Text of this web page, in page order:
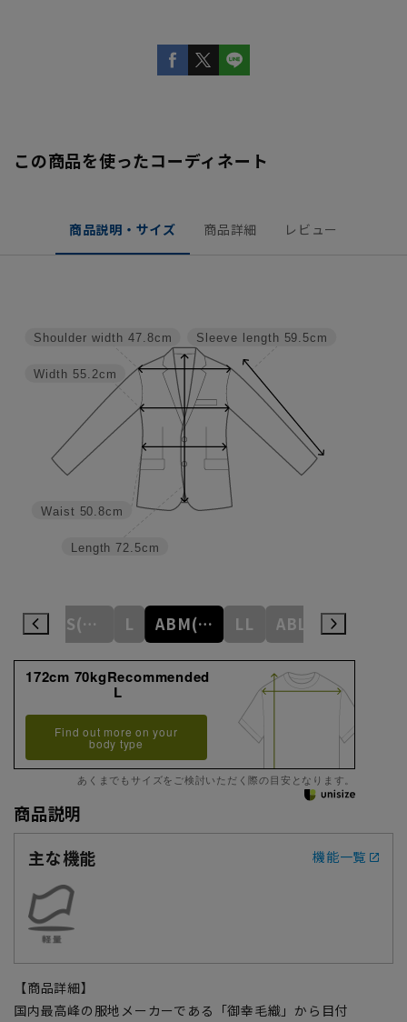
この商品を使ったコーディネート
商品説明・サイズ 商品詳細 レビュー
Sleeve length 59.5cm
Length 72.5cm
Waist 50.8cm
Width 55.2cm
Shoulder width 47.8cm
ABS(WideS) L ABM(WideM) LL
172cm 70kgRecommended
L
Find out more on your
body type
あくまでもサイズをご検討いただく際の目安となります。
商品説明
主な機能
機能一覧
【商品詳細】
国内最高峰の服地メーカーである「御幸毛織」から目付